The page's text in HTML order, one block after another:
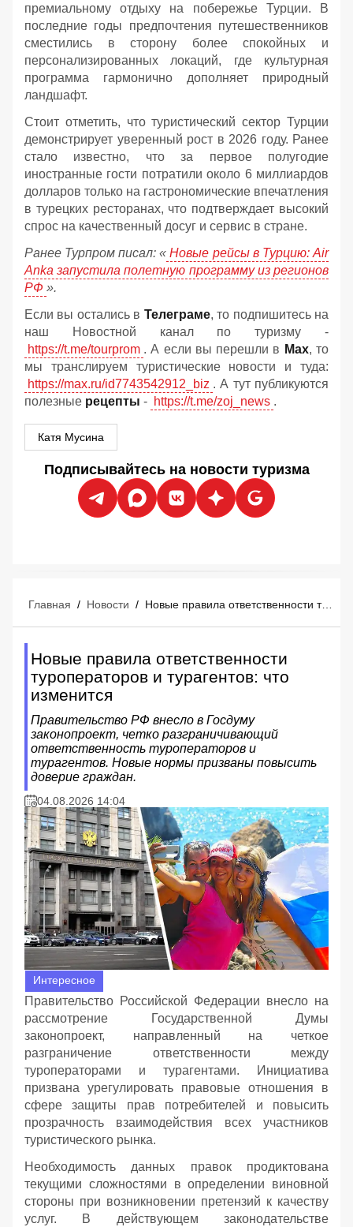
премиальному отдыху на побережье Турции. В
последние годы предпочтения путешественников
сместились в сторону более спокойных и
персонализированных локаций, где культурная
программа гармонично дополняет природный
ландшафт.
Стоит отметить, что туристический сектор Турции
демонстрирует уверенный рост в 2026 году. Ранее
стало известно, что за первое полугодие
иностранные гости потратили около 6 миллиардов
долларов только на гастрономические впечатления
в турецких ресторанах, что подтверждает высокий
спрос на качественный досуг и сервис в стране.
Ранее Турпром писал: « Новые рейсы в Турцию: Air
Anka запустила полетную программу из регионов
РФ ».
Если вы остались в Телеграме, то подпишитесь на
наш Новостной канал по туризму -
https://t.me/tourprom . А если вы перешли в Мах, то
мы транслируем туристические новости и туда:
https://max.ru/id7743542912_biz . А тут публикуются
полезные рецепты - https://t.me/zoj_news .
Катя Мусина
Подписывайтесь на новости туризма
Главная / Новости / Новые правила ответственности туроператоров и турагентов: что изменится
Новые правила ответственности
туроператоров и турагентов: что
изменится
Правительство РФ внесло в Госдуму
законопроект, четко разграничивающий
ответственность туроператоров и
турагентов. Новые нормы призваны повысить
доверие граждан.
04.08.2026 14:04
Интересное
Правительство Российской Федерации внесло на
рассмотрение Государственной Думы
законопроект, направленный на четкое
разграничение ответственности между
туроператорами и турагентами. Инициатива
призвана урегулировать правовые отношения в
сфере защиты прав потребителей и повысить
прозрачность взаимодействия всех участников
туристического рынка.
Необходимость данных правок продиктована
текущими сложностями в определении виновной
стороны при возникновении претензий к качеству
услуг. В действующем законодательстве